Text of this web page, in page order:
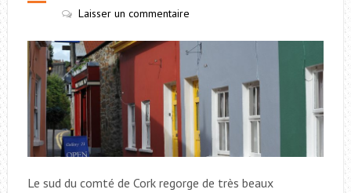
Laisser un commentaire
Le sud du comté de Cork regorge de très beaux